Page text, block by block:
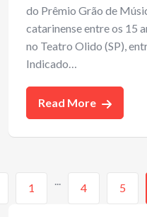
do Prêmio Grão de
catarinense entre os 15
no Teatro Olido (SP),
Indicado…
Read More
1 4 5